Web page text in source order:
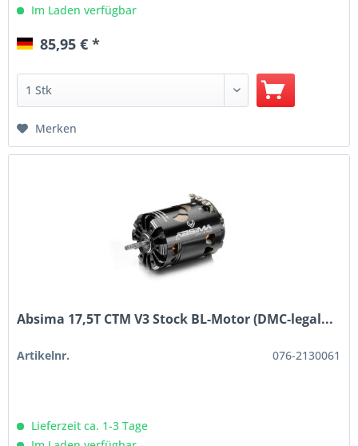
Im Laden verfügbar
85,95 € *
Merken
Absima 17,5T CTM V3 Stock BL-Motor (DMC-legal...
Artikelnr. 076-2130061
Lieferzeit ca. 1-3 Tage